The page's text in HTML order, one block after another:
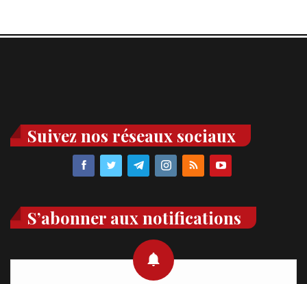
Suivez nos réseaux sociaux
S’abonner aux notifications